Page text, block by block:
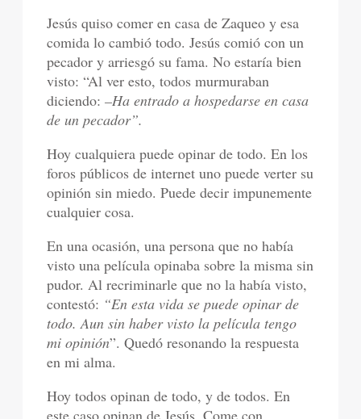
Jesús quiso comer en casa de Zaqueo y esa
comida lo cambió todo. Jesús comió con un
pecador y arriesgó su fama. No estaría bien
visto: “Al ver esto, todos murmuraban
diciendo:–Ha entrado a hospedarse en casa
de un pecador”.
Hoy cualquiera puede opinar de todo. En los
foros públicos de internet uno puede verter su
opinión sin miedo. Puede decir impunemente
cualquier cosa.
En una ocasión, una persona que no había
visto una película opinaba sobre la misma sin
pudor. Al recriminarle que no la había visto,
contestó: “En esta vida se puede opinar de
todo. Aun sin haber visto la película tengo
mi opinión”. Quedó resonando la respuesta
en mi alma.
Hoy todos opinan de todo, y de todos. En